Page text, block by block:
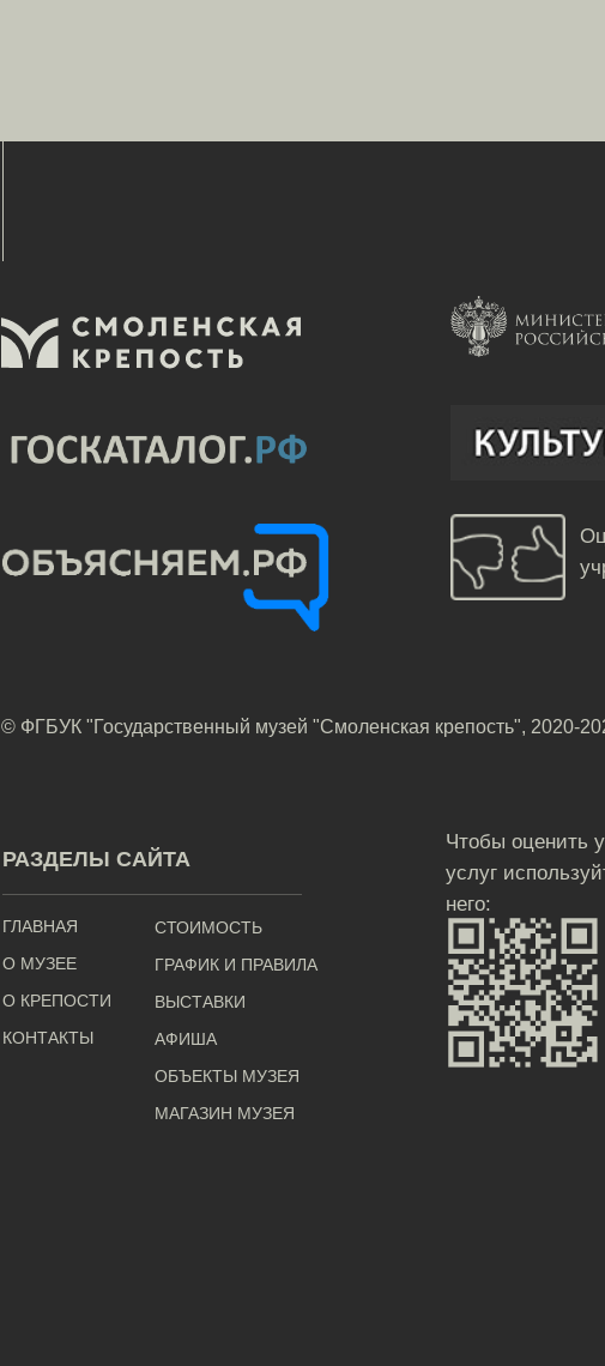
ГЛАВНАЯ
СТОИМОСТЬ
О МУЗЕЕ
О КРЕПОСТИ
КОНТАКТЫ
ГРАФИК И ПРАВИЛА
ВЫСТАВКИ
АФИША
ОБЪЕКТЫ МУЗЕЯ
МАГАЗИН МУЗЕЯ
РАЗДЕЛЫ САЙТА
© ФГБУК "Государственный музей "Смоленская крепость", 2020-
Чтобы оценить
услуг
него: